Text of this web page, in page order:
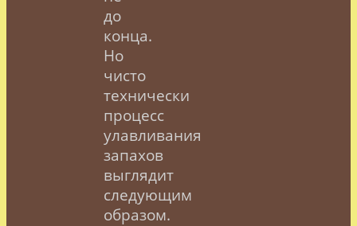
до
конца.
Но
чисто
технически
процесс
улавливания
запахов
выглядит
следующим
образом.